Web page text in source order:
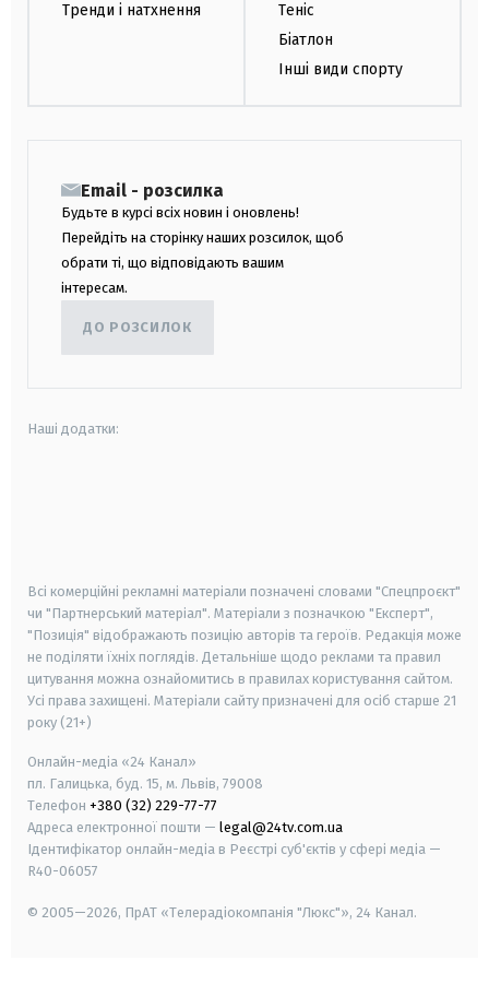
Тренди і натхнення
Теніс
Біатлон
Інші види спорту
Email - розсилка
Будьте в курсі всіх новин і оновлень!
Перейдіть на сторінку наших розсилок, щоб
обрати ті, що відповідають вашим
інтересам.
ДО РОЗСИЛОК
Наші додатки:
Всі комерційні рекламні матеріали позначені словами "Спецпроєкт"
чи "Партнерський матеріал". Матеріали з позначкою "Експерт",
"Позиція" відображають позицію авторів та героїв. Редакція може
не поділяти їхніх поглядів. Детальніше щодо реклами та правил
цитування можна ознайомитись в правилах користування сайтом.
Усі права захищені. Матеріали сайту призначені для осіб старше 21
року (21+)
Онлайн-медіа «24 Канал»
пл. Галицька, буд. 15, м. Львів, 79008
Телефон +380 (32) 229-77-77
Адреса електронної пошти — legal@24tv.com.ua
Ідентифікатор онлайн-медіа в Реєстрі суб'єктів у сфері медіа —
R40-06057
© 2005—2026, ПрАТ «Телерадіокомпанія "Люкс"», 24 Канал.